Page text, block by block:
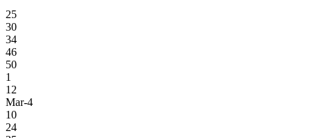
25
30
34
46
50
1
12
Mar-4
10
24